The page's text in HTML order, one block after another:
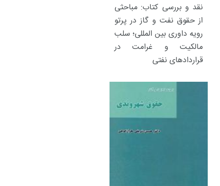
نقد و بررسی کتاب: مباحثی
از حقوق نفت و گاز در پرتو
رویه داوری بین المللی؛ سلب
مالکیت و غرامت در
قراردادهای نفتی